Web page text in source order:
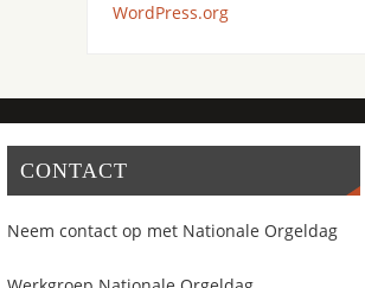
WordPress.org
CONTACT
Neem contact op met Nationale Orgeldag